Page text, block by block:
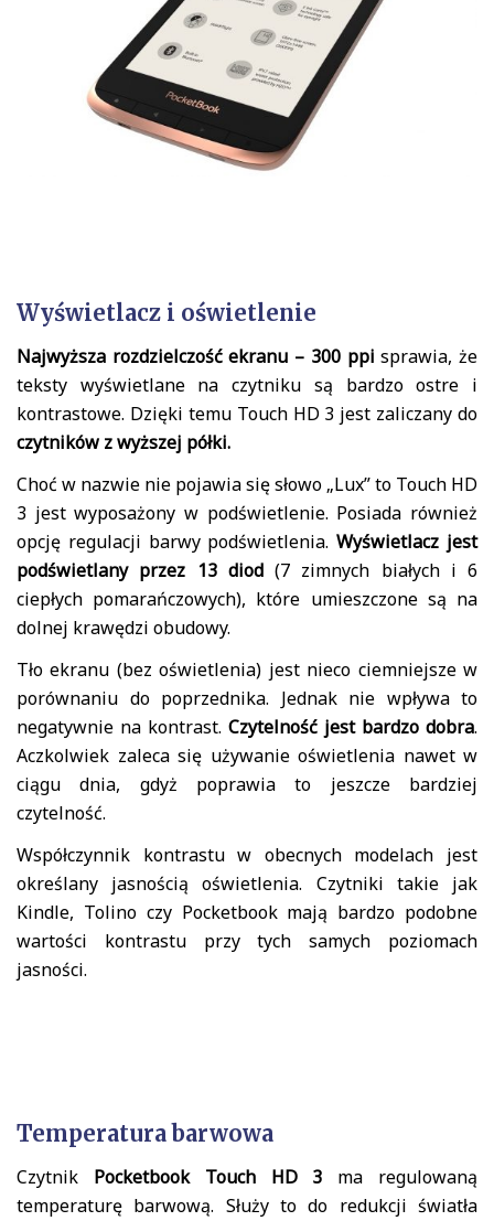
Wyświetlacz i oświetlenie
Najwyższa rozdzielczość ekranu – 300 ppi sprawia, że
teksty wyświetlane na czytniku są bardzo ostre i
kontrastowe. Dzięki temu Touch HD 3 jest zaliczany do
czytników z wyższej półki.
Choć w nazwie nie pojawia się słowo „Lux” to Touch HD
3 jest wyposażony w podświetlenie. Posiada również
opcję regulacji barwy podświetlenia.Wyświetlacz jest
podświetlany przez 13 diod(7 zimnych białych i 6
ciepłych pomarańczowych), które umieszczone są na
dolnej krawędzi obudowy.
Tło ekranu (bez oświetlenia) jest nieco ciemniejsze w
porównaniu do poprzednika. Jednak nie wpływa to
negatywnie na kontrast. Czytelność jest bardzo dobra.
Aczkolwiek zaleca się używanie oświetlenia nawet w
ciągu dnia, gdyż poprawia to jeszcze bardziej
czytelność.
Współczynnik kontrastu w obecnych modelach jest
określany jasnością oświetlenia. Czytniki takie jak
Kindle, Tolino czy Pocketbook mają bardzo podobne
wartości kontrastu przy tych samych poziomach
jasności.
Temperatura barwowa
Czytnik Pocketbook Touch HD 3 ma regulowaną
temperaturę barwową. Służy to do redukcji światła